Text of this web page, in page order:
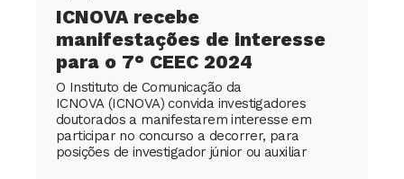
ICNOVA recebe
manifestações de interesse
para o 7° CEEC 2024
O Instituto de Comunicação da
ICNOVA (ICNOVA) convida investigadores
doutorados a manifestarem interesse em
participar no concurso a decorrer, para
posições de investigador júnior ou auxiliar